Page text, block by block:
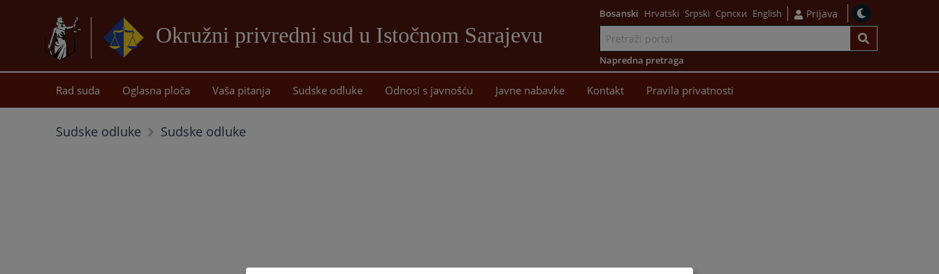
Okružni privredni sud u Istočnom Sarajevu
sadržaj
Bosanski Hrvatski Srpski Српски English Prijava
Napredna pretraga
Rad suda Oglasna ploča Vaša pitanja Sudske odluke Odnosi s javnošću Javne nabavke Kontakt Pravila privatnosti
Sudske odluke Sudske odluke